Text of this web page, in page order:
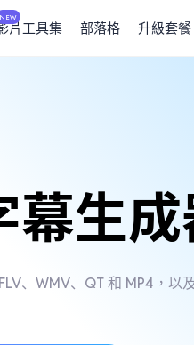
NEW
片工具集 部落格 升級套餐
幕生
、WMV、QT 和 MP4，以